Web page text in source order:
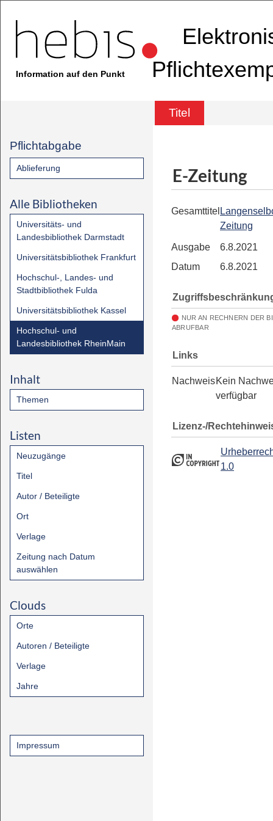
Information auf den Punkt
Titel
Pflichtabgabe
Ablieferung
Alle Bibliotheken
Universitäts- und
Landesbibliothek Darmstadt
Universitätsbibliothek Frankfurt
Hochschul-, Landes- und
Stadtbibliothek Fulda
Universitätsbibliothek Kassel
Hochschul- und
Landesbibliothek RheinMain
Inhalt
Themen
Listen
Neuzugänge
Titel
Autor / Beteiligte
Ort
Verlage
Zeitung nach Datum
auswählen
Clouds
Orte
Autoren / Beteiligte
Verlage
Jahre
Impressum
E-Zeitung
Gesamttitel
Zeitung
Ausgabe
6.8.2021
Datum
6.8.2021
NUR AN RECHNERN DER
ABRUFBAR
Links
NachweisKein
verfügbar
Lizenz-/
1.0